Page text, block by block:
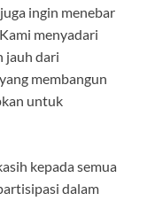
ingin menebar
menyadari
jauh dari
membangun
untuk
kepada semua
dalam